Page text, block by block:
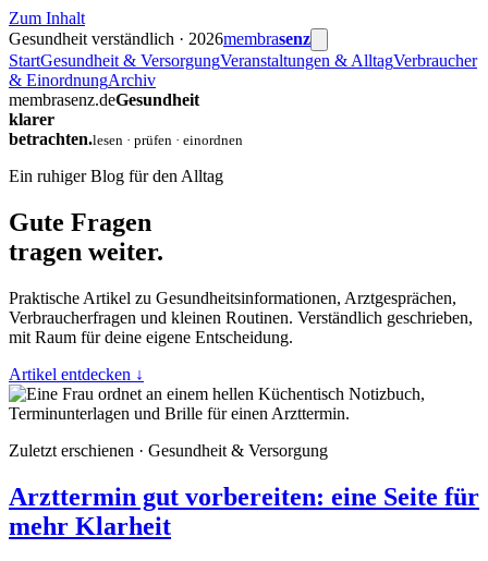
Zum Inhalt
Gesundheit verständlich · 2026membrasenz
StartGesundheit & VersorgungVeranstaltungen & AlltagVerbraucher
& EinordnungArchiv
membrasenz.deGesundheit
klarer
betrachten.lesen · prüfen · einordnen
Ein ruhiger Blog für den Alltag
Gute Fragen
tragen weiter.
Praktische Artikel zu Gesundheitsinformationen, Arztgesprächen,
Verbraucherfragen und kleinen Routinen. Verständlich geschrieben,
mit Raum für deine eigene Entscheidung.
Artikel entdecken ↓
Zuletzt erschienen · Gesundheit & Versorgung
Arzttermin gut vorbereiten: eine Seite für
mehr Klarheit